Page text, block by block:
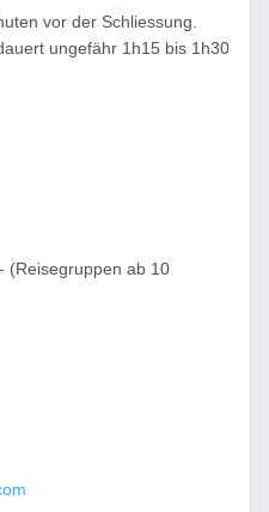
vor der Schliessung.
ungefähr 1h15 bis 1h30
(Reisegruppen ab 10